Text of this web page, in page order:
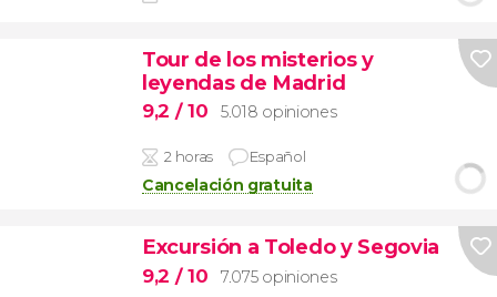
Tour de los misterios y
leyendas de Madrid
9,2 / 10 5.018 opiniones
2 horas Español
Cancelación gratuita
Excursión a Toledo y Segovia
9,2 / 10 7.075 opiniones